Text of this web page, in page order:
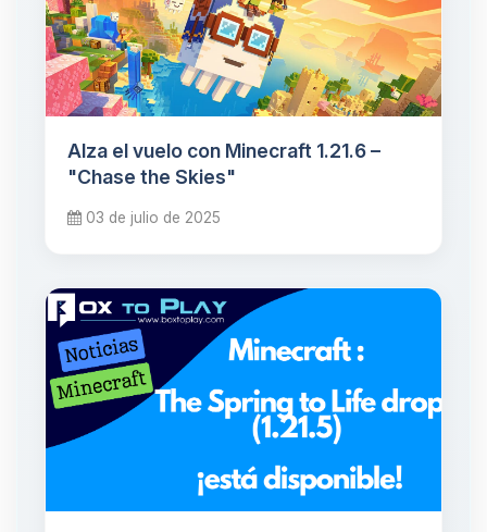
Alza el vuelo con Minecraft 1.21.6 –
"Chase the Skies"
03 de julio de 2025